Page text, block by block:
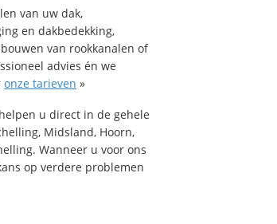
van uw dak,
en dakbedekking,
van rookkanalen of
advies én we
onze tarieven »
u direct in de gehele
Midsland, Hoorn,
Wanneer u voor ons
op verdere problemen